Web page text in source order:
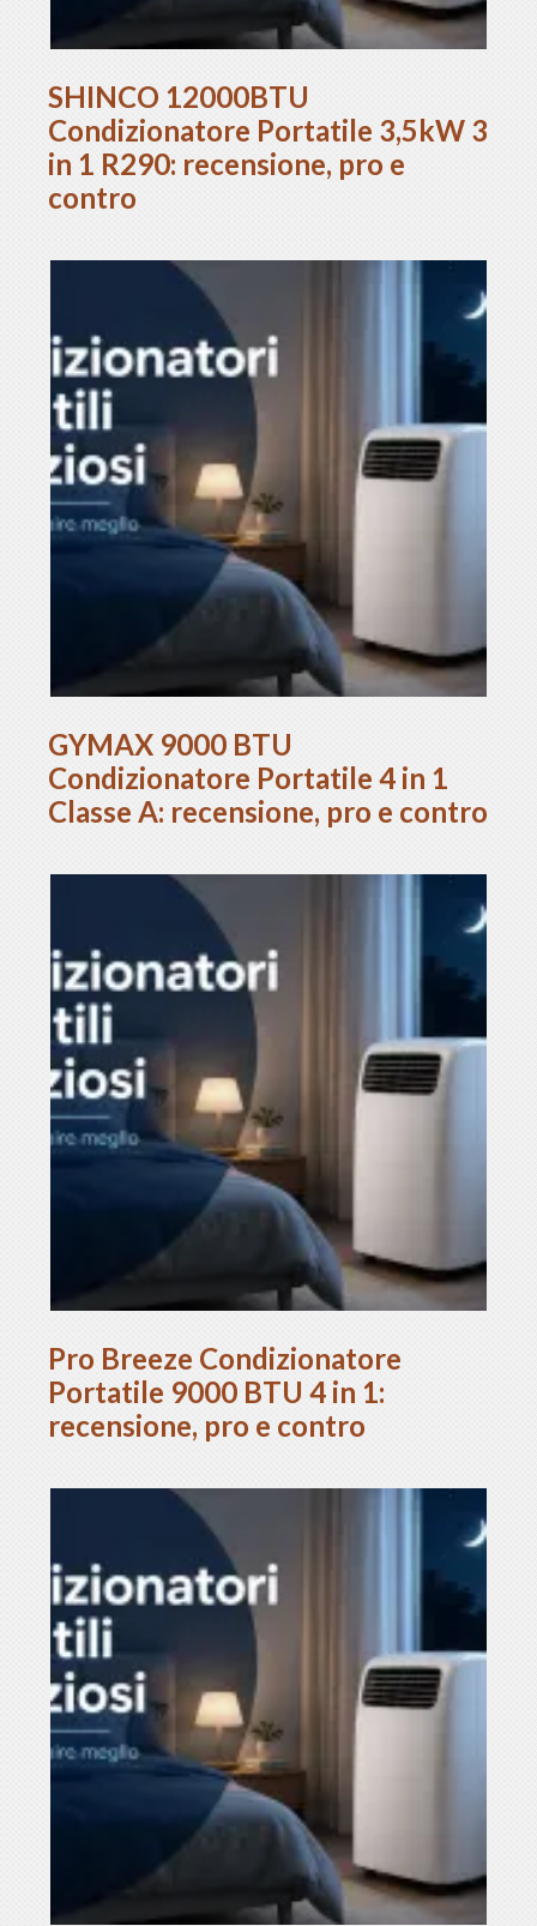
SHINCO 12000BTU
Condizionatore Portatile 3,5kW 3
in 1 R290: recensione, pro e
contro
GYMAX 9000 BTU
Condizionatore Portatile 4 in 1
Classe A: recensione, pro e contro
Pro Breeze Condizionatore
Portatile 9000 BTU 4 in 1:
recensione, pro e contro